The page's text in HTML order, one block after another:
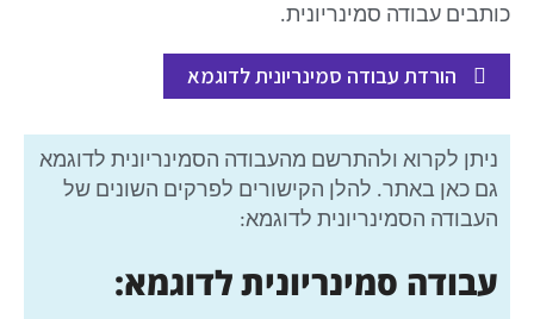
כותבים עבודה סמינריונית.
הורדת עבודה סמינריונית לדוגמא
ניתן לקרוא ולהתרשם מהעבודה הסמינריונית לדוגמא
גם כאן באתר. להלן הקישורים לפרקים השונים של
העבודה הסמינריונית לדוגמא:
עבודה סמינריונית לדוגמא: